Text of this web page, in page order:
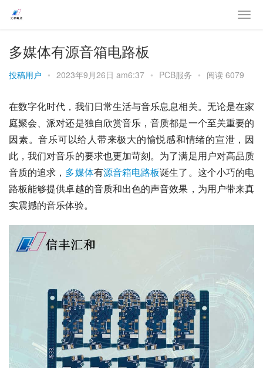
多媒体有源音箱电路板
投稿用户 • 2023年9月26日 am6:37 • PCB服务 • 阅读 6079
在数字化时代，我们日常生活与音乐息息相关。无论是在家
庭聚会、派对还是独自欣赏音乐，音质都是一个至关重要的
因素。音乐可以给人带来极大的愉悦感和情绪的宣泄，因
此，我们对音乐的要求也更加苛刻。为了满足用户对高品质
音质的追求， 多媒体有源音箱电路板诞生了。这个小巧的电
路板能够提供卓越的音质和出色的声音效果，为用户带来真
实震撼的音乐体验。